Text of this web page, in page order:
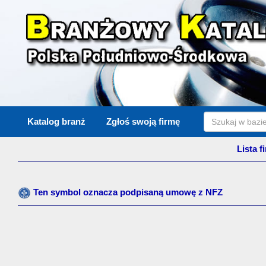
Katalog branż Zgłoś swoją firmę
Lista
Ten symbol oznacza podpisaną umowę z NFZ